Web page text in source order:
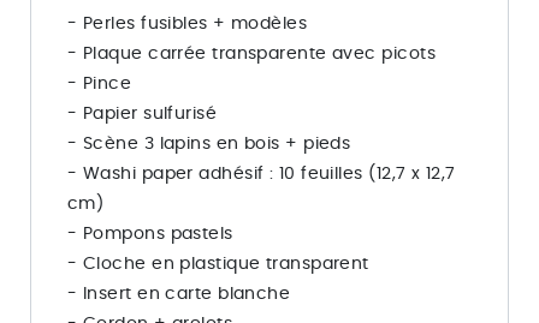
- Perles fusibles + modèles
- Plaque carrée transparente avec picots
- Pince
- Papier sulfurisé
- Scène 3 lapins en bois + pieds
- Washi paper adhésif : 10 feuilles (12,7 x 12,7
cm)
- Pompons pastels
- Cloche en plastique transparent
- Insert en carte blanche